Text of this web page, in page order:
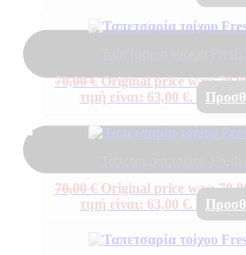
70,00€ Original price was:
τιμή είναι: 63,00 €.
70,00€ Original price was:
τιμή είναι: 63,00 €.